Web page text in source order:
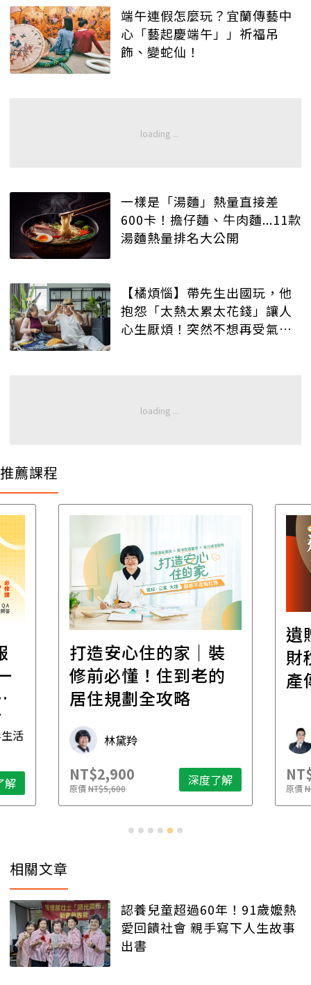
端午連假怎麼玩？宜蘭傳藝中
心「藝起慶端午」」祈福吊
飾、變蛇仙！
一樣是「湯麵」熱量直接差
600卡！擔仔麵、牛肉麵...11款
湯麵熱量排名大公開
【橘煩惱】帶先生出國玩，他
抱怨「太熱太累太花錢」讓人
心生厭煩！突然不想再受氣…
推薦課程
活
解
打造安心住的家｜裝
修前必懂！住到老的
居住規劃全攻略
林黛羚
NT$2,900
原價NT$5,600 深度了解
遺
財
產
原價
相關文章
認養兒童超過60年！91歲嬤熱
愛回饋社會 親手寫下人生故事
出書